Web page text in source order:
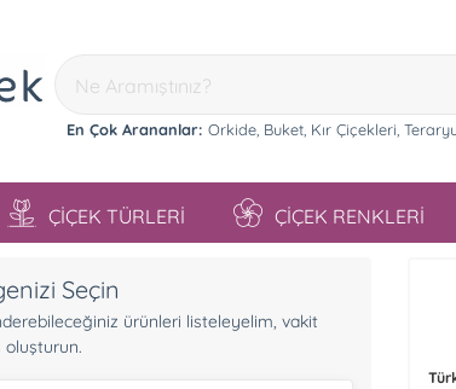
En Çok Arananlar: Orkide, Buket, Kır Çiçekleri,
ÇİÇEK TÜRLERİ ÇİÇEK RENKLERİ
Seçin
ürünleri listeleyelim, vakit